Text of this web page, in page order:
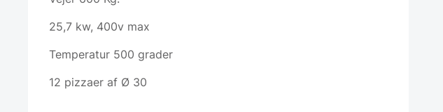
25,7 kw, 400v max
Temperatur 500 grader
12 pizzaer af Ø 30